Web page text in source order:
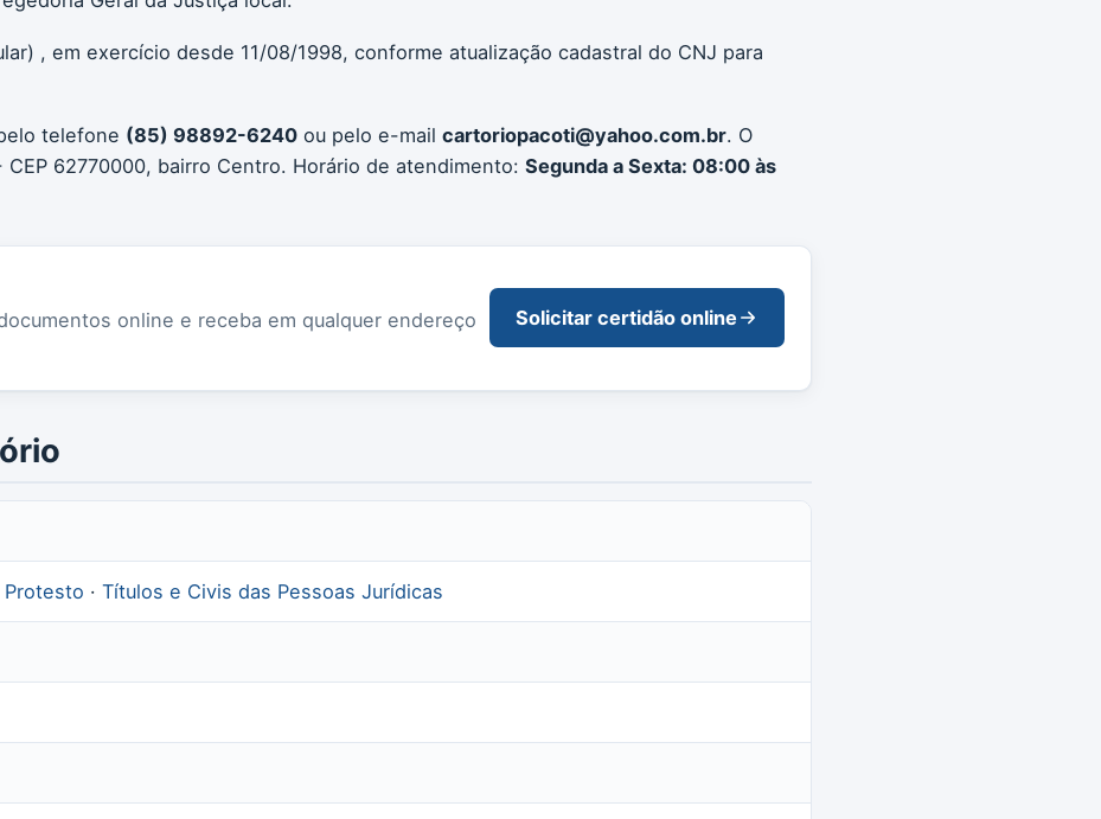
, em exercício desde 11/08/1998, conforme atualização cadastral do CNJ para
telefone (85) 98892-6240 ou pelo e-mail cartoriopacoti@yahoo.com.br. O
CEP 62770000, bairro Centro. Horário de atendimento: Segunda a Sexta: 08:00 às
online e receba em qualquer endereço
Solicitar certidão online
Protesto · Títulos e Civis das Pessoas Jurídicas